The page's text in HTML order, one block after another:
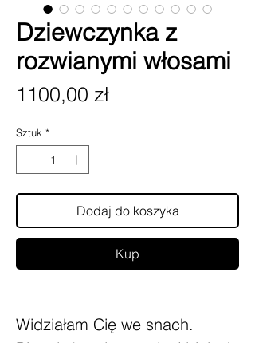
Dziewczynka z
rozwianymi włosami
1100,00 złCena
Sztuk *
Dodaj do koszyka
Kup
Widziałam Cię we snach.